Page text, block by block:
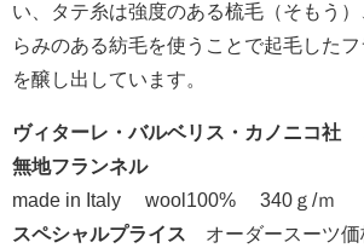
い、タテ糸は強度のある梳毛（そもう）
らみのある紡毛を使うことで起毛した
を醸し出しています。
ヴィターレ・バルベリス・カノニコ社
無地フランネル
made in Italy wool100% 340ｇ/ｍ
スペシャルプライス オーダースーツ価